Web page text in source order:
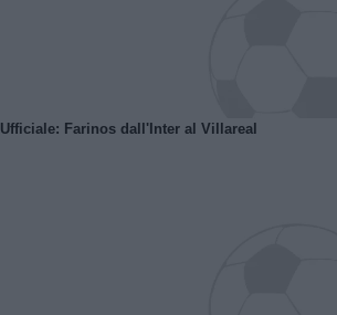
Ufficiale: Farinos dall'Inter al Villareal